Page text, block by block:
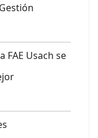
FAE Usach se